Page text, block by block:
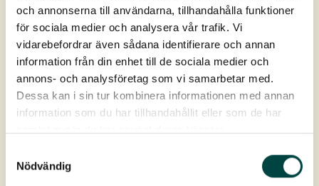
och annonserna till användarna, tillhandahålla funktioner
för sociala medier och analysera vår trafik. Vi
vidarebefordrar även sådana identifierare och annan
information från din enhet till de sociala medier och
annons- och analysföretag som vi samarbetar med.
Dessa kan i sin tur kombinera informationen med annan
information som du har tillhandahållit eller som de har
Nödvändig
Grønne tage og betondæk
Produktdatablad DM 11
Produktdatablad DMV 20
Produktdatablad Drypvandning »